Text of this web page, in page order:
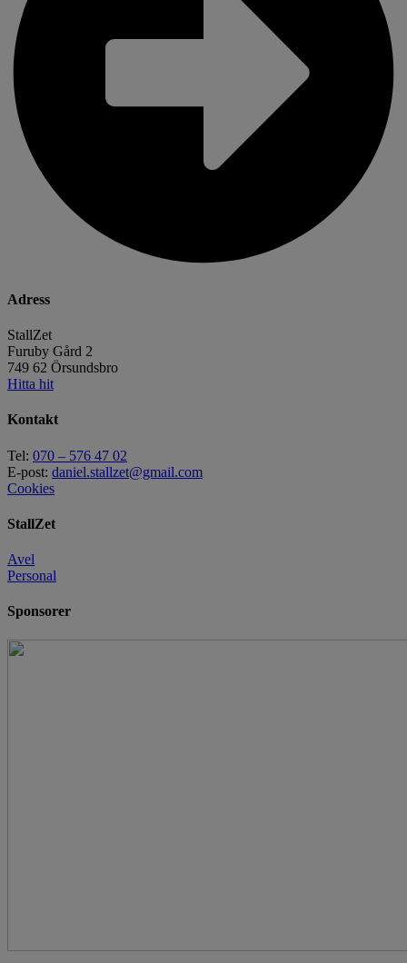
Adress
StallZet
Furuby Gård 2
749 62 Örsundsbro
Hitta hit
Kontakt
Tel: 070 – 576 47 02
E-post: daniel.stallzet@gmail.com
Cookies
StallZet
Avel
Personal
Sponsorer